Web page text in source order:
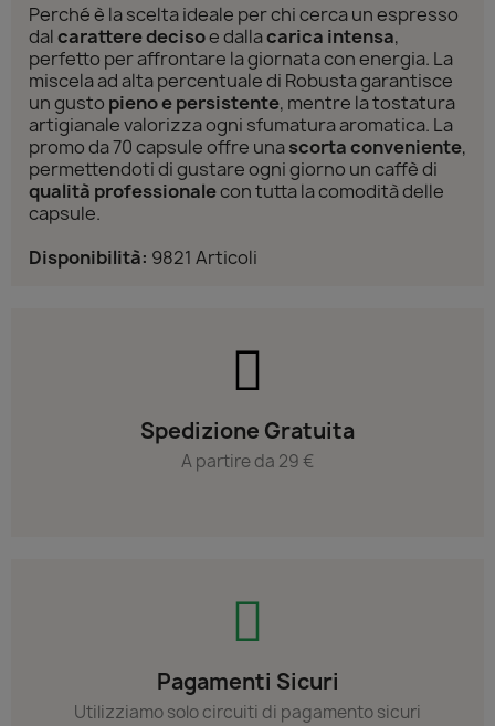
Perché è la scelta ideale per chi cerca un espresso
dalcarattere decisoe dallacarica intensa,
perfetto per affrontare la giornata con energia. La
miscela ad alta percentuale di Robusta garantisce
un gusto pieno e persistente, mentre la tostatura
artigianale valorizza ogni sfumatura aromatica. La
promo da 70 capsule offre unascorta conveniente,
permettendoti di gustare ogni giorno un caffè di
qualità professionalecon tutta la comodità delle
capsule.
Disponibilità: 9821 Articoli
Spedizione Gratuita
A partire da 29 €
Pagamenti Sicuri
Utilizziamo solo circuiti di pagamento sicuri